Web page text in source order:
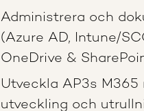
Administrera och
(Azure AD, Intune/
OneDrive &
Utveckla AP3s
utveckling och